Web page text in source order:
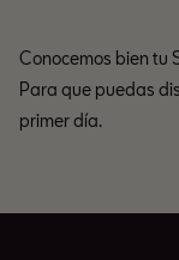
Conocemos bien tu
Para que puedas
primer día.